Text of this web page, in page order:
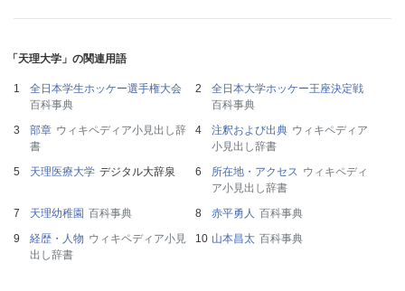
「天理大学」の関連用語
全日本学生ホッケー選手権大会
百科事典
全日本大学ホッケー王座決定戦
百科事典
部章 ウィキペディア小見出し辞
書
注釈および出典 ウィキペディア
小見出し辞書
天理医療大学 デジタル大辞泉 所在地・アクセス ウィキペディ
ア小見出し辞書
天理幼稚園 百科事典 赤平勇人 百科事典
経歴・人物 ウィキペディア小見
出し辞書
山本昌太 百科事典